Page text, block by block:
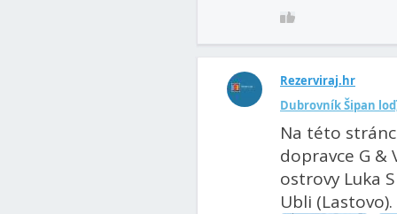
Rezerviraj.hr
Dubrovník Šipan
Na této
dopravce G &
ostrovy Luka
Ubli